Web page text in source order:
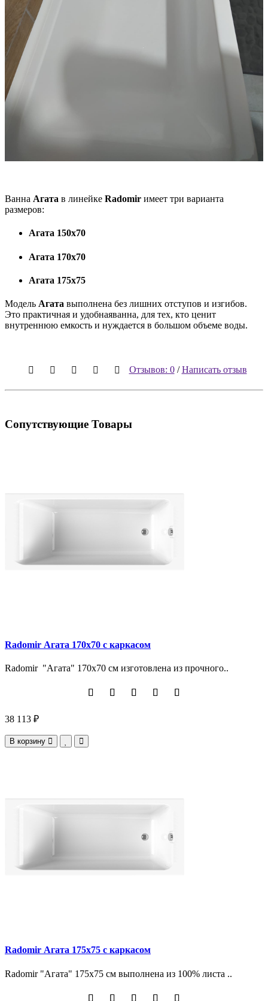
Ванна Агата в линейке Radomir имеет три варианта
размеров:
Агата 150х70
Агата 170х70
Агата 175х75
Модель Агата выполнена без лишних отступов и изгибов.
Это практичная и удобнаяванна, для тех, кто ценит
внутреннюю емкость и нуждается в большом объеме воды.
Отзывов: 0/Написать отзыв
Сопутствующие Товары
Radomir Агата 170х70 с каркасом
Radomir "Агата" 170х70 см изготовлена из прочного..
38 113 ₽
В корзину
Radomir Агата 175х75 с каркасом
Radomir "Агата" 175х75 см выполнена из 100% листа ..